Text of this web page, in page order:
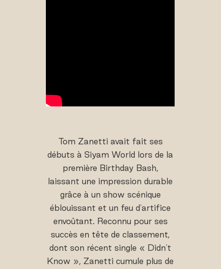
Tom Zanetti avait fait ses
débuts à Siyam World lors de la
première Birthday Bash,
laissant une impression durable
grâce à un show scénique
éblouissant et un feu d'artifice
envoûtant. Reconnu pour ses
succès en tête de classement,
dont son récent single « Didn't
Know », Zanetti cumule plus de